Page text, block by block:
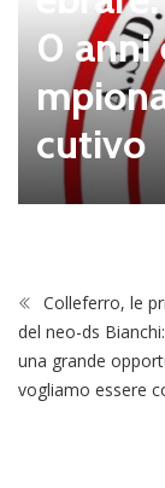
0 anni
cutivo
Colleferro, le
del neo-ds
una grande
vogliamo essere